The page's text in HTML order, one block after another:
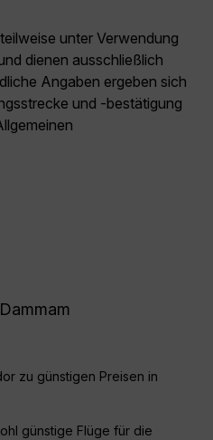
unter Verwendung
dienen ausschließlich
Angaben ergeben sich
und -bestätigung
zu günstigen Preisen in
günstige Flüge für die